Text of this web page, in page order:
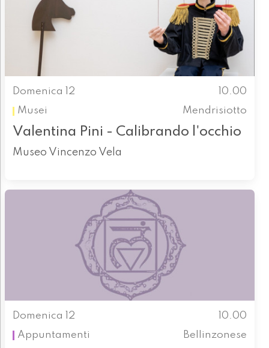
Domenica 12
10.00
Musei
Mendrisiotto
Valentina Pini - Calibrando l'occhio
Museo Vincenzo Vela
Domenica 12
10.00
Appuntamenti
Bellinzonese